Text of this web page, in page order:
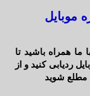
موبایل
ما همراه باشید تا
ردیابی کنید و از
مطلع شوید